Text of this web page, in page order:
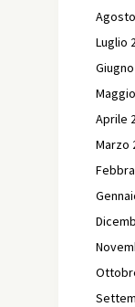
Luglio
Aprile
Marzo